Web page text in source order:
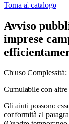
Torna al catalogo
Avviso
imprese
Chiuso Complessità:
Cumulabile con altre
Gli aiuti possono
conformità al